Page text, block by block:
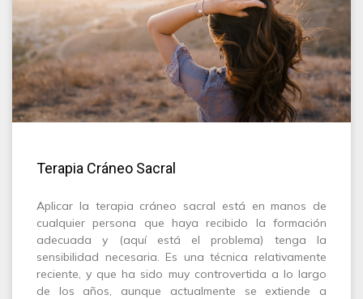
Terapia Cráneo Sacral
Aplicar la terapia cráneo sacral está en manos de
cualquier persona que haya recibido la formación
adecuada y (aquí está el problema) tenga la
sensibilidad necesaria. Es una técnica relativamente
reciente, y que ha sido muy controvertida a lo largo
de los años, aunque actualmente se extiende a